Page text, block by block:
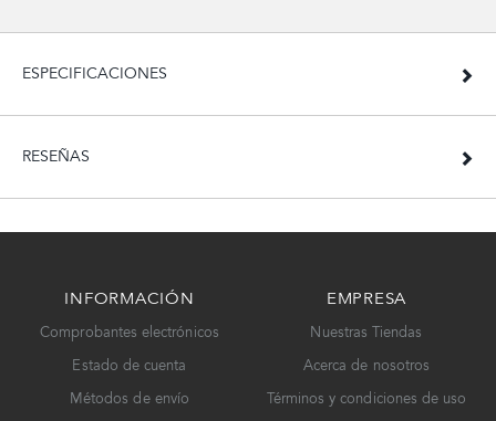
ESPECIFICACIONES
RESEÑAS
INFORMACIÓN
Comprobantes electrónicos
Estado de cuenta
Métodos de envío
EMPRESA
Nuestras Tiendas
Acerca de nosotros
Términos y condiciones de uso